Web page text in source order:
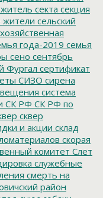
секта секция
жители сельский
года-2019 семья
сено сентябрь
Фургал сертификат
СИЗО сирена
система
СК РФ СК РФ по
сквер
и акции склад
скорая
комитет Слет
служебные
смерть на
район